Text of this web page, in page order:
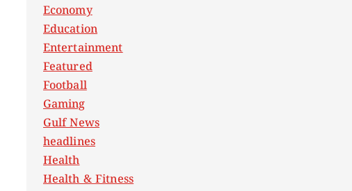
Economy
Education
Entertainment
Featured
Football
Gaming
Gulf News
headlines
Health
Health & Fitness